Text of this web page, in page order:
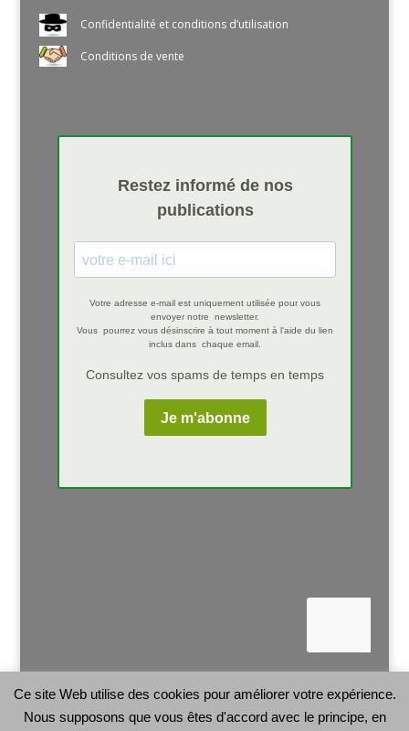
Confidentialité et conditions d’utilisation
Conditions de vente
Ce site Web utilise des cookies pour améliorer votre expérience.
Nous supposons que vous êtes d'accord avec le principe, en